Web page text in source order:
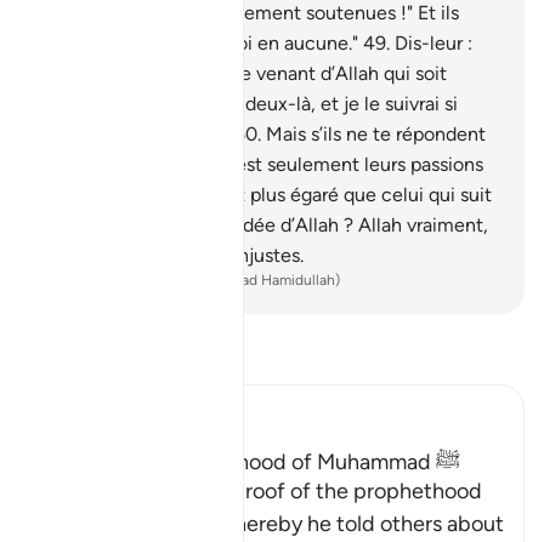
Proof of the Prophethood of Muhammad ﷺ
Allah points out the proof of the prophethood
magies se sont mutuellement soutenues !" Et ils
dirent: "Nous n’avons foi en aucune." 49. Dis-leur :
"Apportez donc un Livre venant d’Allah qui soit
meilleur guide que ces deux-là, et je le suivrai si
50. Mais s’ils ne te répondent
pas, sache alors que c’est seulement leurs passions
qu’ils suivent. Et qui est plus égaré que celui qui suit
sa passion sans une guidée d’Allah ? Allah vraiment,
ne guide pas les gens injustes.
French Translation(Muhammad Hamidullah)